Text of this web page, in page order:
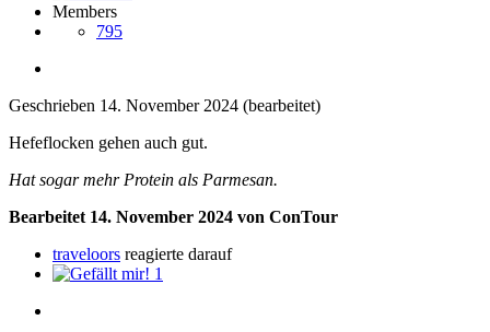
Members
795
Geschrieben 14. November 2024 (bearbeitet)
Hefeflocken gehen auch gut.
Hat sogar mehr Protein als Parmesan.
Bearbeitet 14. November 2024 von ConTour
traveloors reagierte darauf
1